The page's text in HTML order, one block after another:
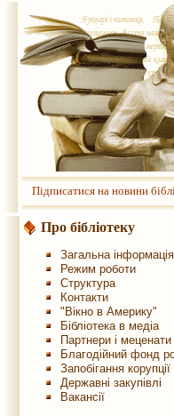
Підписатися на новини
Про бібліотеку
Загальна інформація
Режим роботи
Структура
Контакти
"Вікно в Америку"
Бібліотека в медіа
Партнери і меценати
Благодійний фонд
Запобігання корупції
Державні закупівлі
Вакансії